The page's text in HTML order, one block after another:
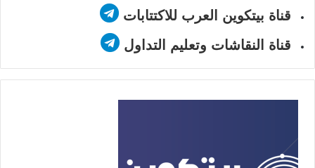
قناة بيتكوين العرب للاكتتابات
قناة النقاشات وتعليم التداول